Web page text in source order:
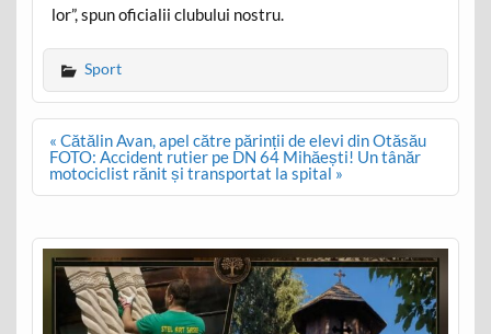
lor”, spun oficialii clubului nostru.
Sport
Post
navigation
« Cătălin Avan, apel către părinții de elevi din Otăsău
FOTO: Accident rutier pe DN 64 Mihăești! Un tânăr
motociclist rănit și transportat la spital »